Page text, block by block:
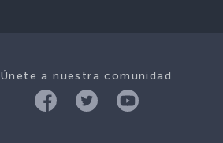
Únete a nuestra comunidad